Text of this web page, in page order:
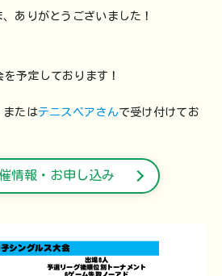
ありがとうございました！
予定しております！
たはテニスベアさんで受け付けてお
情報・お申し込み